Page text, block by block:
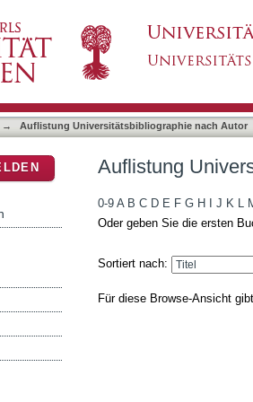
→ Auflistung Universitätsbibliographie nach Autor
Auflistung
0-9 A B C D E F G H J K L
Oder geben Sie die ersten
Sortiert nach:
Für diese Browse-Ansicht